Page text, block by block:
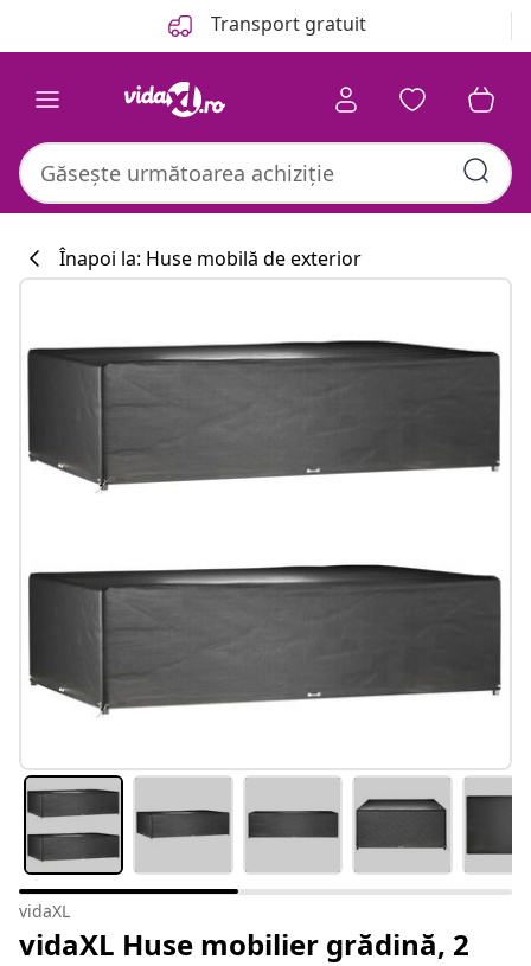
Transport gratuit
Înapoi la: Huse mobilă de exterior
vidaXL
vidaXL Huse mobilier grădină, 2